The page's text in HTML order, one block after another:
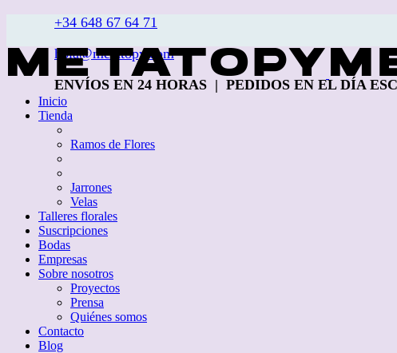
+34 648 67 64 71
hola@metatopy.com
ENVÍOS EN 24 HORAS | PEDIDOS EN EL DÍA
Inicio
Tienda
Ramos de Flores
Jarrones
Velas
Talleres florales
Suscripciones
Bodas
Empresas
Sobre nosotros
Proyectos
Prensa
Quiénes somos
Contacto
Blog